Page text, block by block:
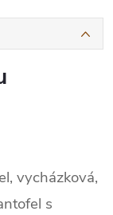
vycházková,
s